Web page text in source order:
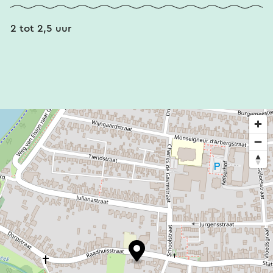
Erwachsene: 13,50 € pro Person.
Startzeit: 15:30 Uhr. Der Schlüssel von Elsloo
wurde in Zusammenarbeit zwischen der Tourist
Working Group Maaskentj, der Gemeinde Stein,
Visit Zuid-Limburg und Buiten Zinnen erstellt.
Dieser Text wurde mit Hilfe eines Online-
Übersetzungsdienstes automatisch übersetzt.
2 tot 2,5 uur